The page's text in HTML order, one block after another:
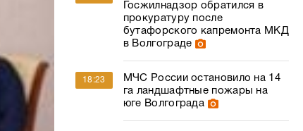
Госжилнадзор обратился в
прокуратуру после
бутафорского капремонта МКД
в Волгограде
18:23
МЧС России остановило на 14
га ландшафтные пожары на
юге Волгограда